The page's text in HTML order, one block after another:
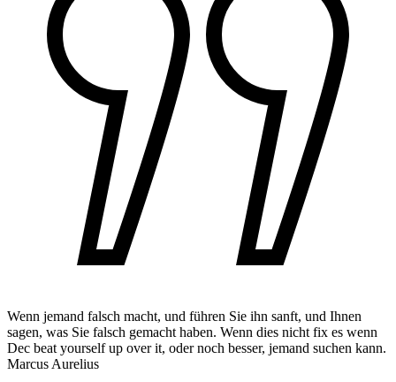
Wenn jemand falsch macht, und führen Sie ihn sanft, und Ihnen
sagen, was Sie falsch gemacht haben. Wenn dies nicht fix es wenn
Dec beat yourself up over it, oder noch besser, jemand suchen kann.
Marcus Aurelius